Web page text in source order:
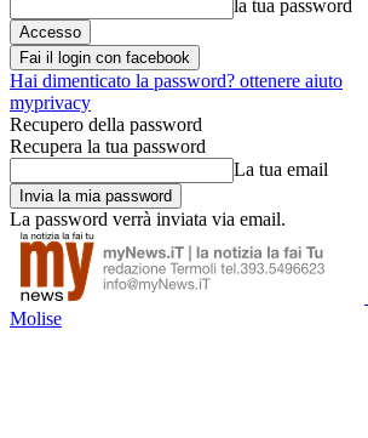
la tua password
Fai il login con facebook
Hai dimenticato la password? ottenere aiuto
myprivacy
Recupero della password
Recupera la tua password
La tua email
La password verrà inviata via email.
Molise